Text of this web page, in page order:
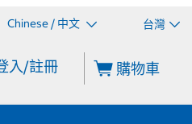
Chinese / 中文 台灣
入/註冊 購物車